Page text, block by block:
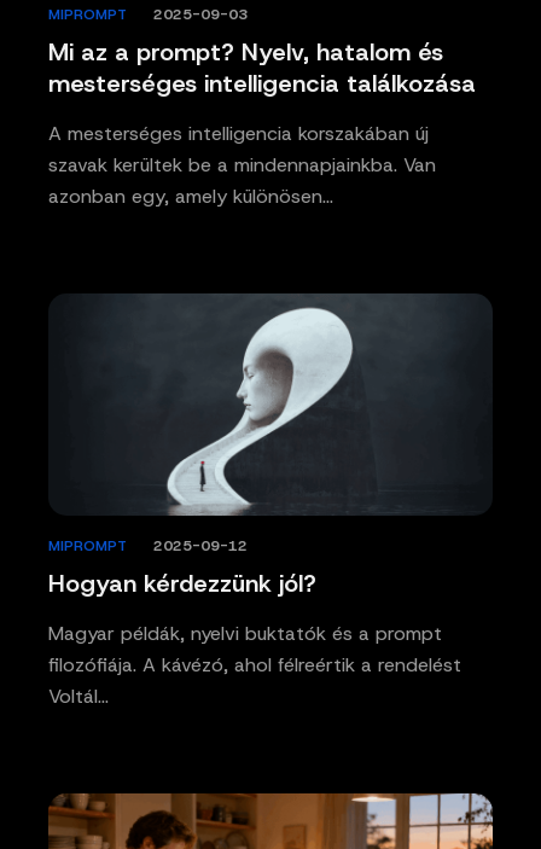
Mi az a prompt? Nyelv, hatalom és
mesterséges intelligencia találkozása
MIPROMPT 2025-09-03
A mesterséges intelligencia korszakában új
szavak kerültek be a mindennapjainkba. Van
azonban egy, amely különösen…
Hogyan kérdezzünk jól?
MIPROMPT 2025-09-12
Magyar példák, nyelvi buktatók és a prompt
filozófiája. A kávézó, ahol félreértik a rendelést
Voltál…